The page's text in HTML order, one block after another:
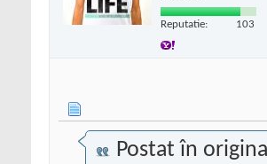
Reputatie: 103
Postat în